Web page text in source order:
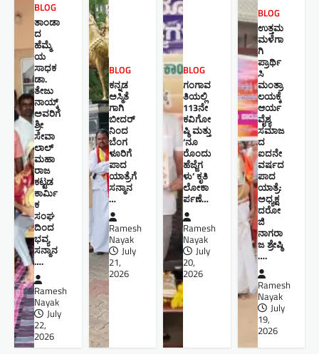
BLOG
ತಾಂಡಾ
ದ
ಹೆಮ್ಮೆ
ಯ
ಸಾಧಕ
ಡಾ.
ತೇಜು
ನಾಯ್ಕ್
ಅವರಿಗೆ
ಶ್ರೀ
ಸೇವಾ
ಲಾಲ್
ಮಹಾ
ರಾಜ
ಕಟ್ಟಡ
ಕಾರ್ಮಿ
ಕ
ಸಂಘ
ದಿಂದ
ಭವ್ಯ
ಸನ್ಮಾನ
….
Ramesh
Nayak
July
22,
2026
BLOG
ಕನ್ನಡ
ಅಸ್ಮಿತೆ
ಗಾಗಿ
ಬೀದರ್
ನಿಂದ
ಬೆಂಗ
ಳೂರಿಗೆ
ಪಾದ
ಯಾತ್ರೆಗೆ
ಸನ್ಮಾನ
…
Ramesh
Nayak
July
21,
2026
BLOG
ಗಂಗಾವ
ತಿಯಲ್ಲಿ
113ನೇ
ಕವಿಗೋ
ಷ್ಠಿ ಮತ್ತು
‘ನೂ
ರೊಂದು
ಹೆಜ್ಜೆಗ
ಳು’ ಕೃತಿ
ಲೋಕಾ
ರ್ಪಣೆ…
Ramesh
Nayak
July
20,
2026
BLOG
ಉತ್ತಮ
ಮಳೆಗಾ
ಗಿ
ಪ್ರಾರ್ಥಿ
ಸಿ
ಮಂತ್ರಾ
ಲಯಕ್ಕೆ
ಆರ್ಯ
ವೈಶ್ಯ
ಸಮಾಜ
ದ
ಐದನೇ
ವರ್ಷದ
ಪಾದ
ಯಾತ್ರೆ:
ಅಧ್ಯಕ್ಷ
ದರೋ
ಜಿ
ನಾಗರಾ
ಜ ಶ್ರೇಷ್ಠಿ ​
….
Ramesh
Nayak
July
19,
2026